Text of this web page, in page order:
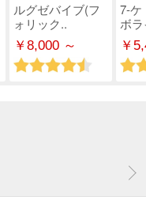
ルグゼバイブ(フ
ォリック..
￥8,000 ～
7-ケ
ボ
￥